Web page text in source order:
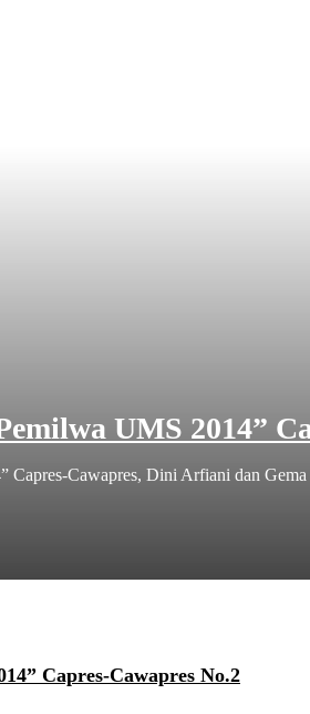
UMS 2014”
Capres-Cawapres, Dini Arfiani dan
Capres-Cawapres No.2